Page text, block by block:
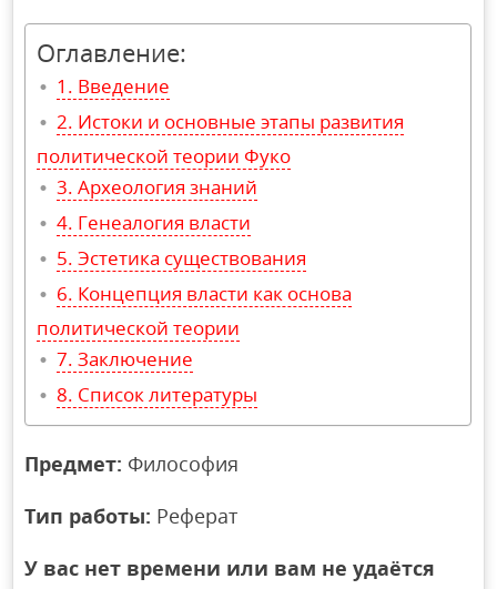
Оглавление:
Введение
Истоки и основные этапы развития
политической теории Фуко
Археология знаний
Генеалогия власти
Эстетика существования
Концепция власти как основа
политической теории
Заключение
Список литературы
Предмет: Философия
Тип работы: Реферат
У вас нет времени или вам не удаётся